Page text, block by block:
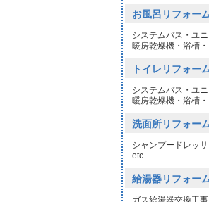
お風呂リフォー
システムバス・ユ
暖房乾燥機・浴槽
トイレリフォー
システムバス・ユ
暖房乾燥機・浴槽
洗面所リフォー
シャンプードレッ
etc.
給湯器リフォー
ガス給湯器交換工